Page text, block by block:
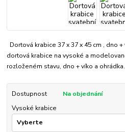
Dortová krabice 37 x 37 x 45 cm , dno
dortová krabice na vysoké a
rozloženém stavu, dno + víko a ohrádka.
Dostupnost
Na objednání
Vysoké krabice